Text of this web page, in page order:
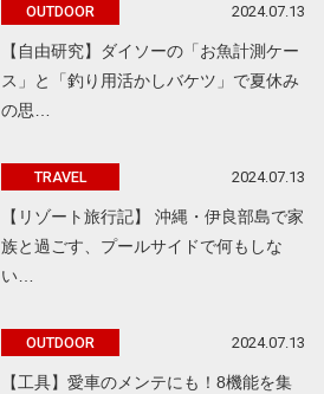
OUTDOOR 2024.07.13
【自由研究】ダイソーの「お魚計測ケー
ス」と「釣り用活かしバケツ」で夏休み
の思…
TRAVEL 2024.07.13
【リゾート旅行記】 沖縄・伊良部島で家
族と過ごす、プールサイドで何もしな
い…
OUTDOOR 2024.07.13
【工具】愛車のメンテにも！8機能を集